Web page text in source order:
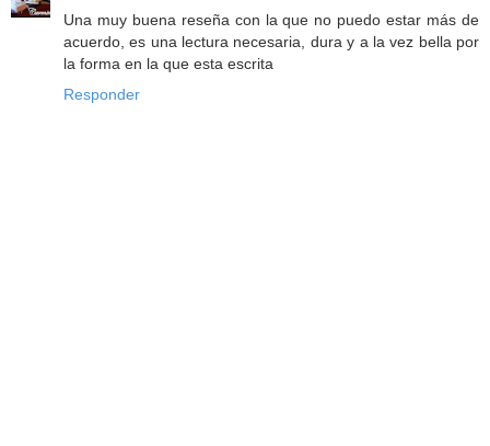
Una muy buena reseña con la que no puedo estar más de
acuerdo, es una lectura necesaria, dura y a la vez bella por
la forma en la que esta escrita
Responder